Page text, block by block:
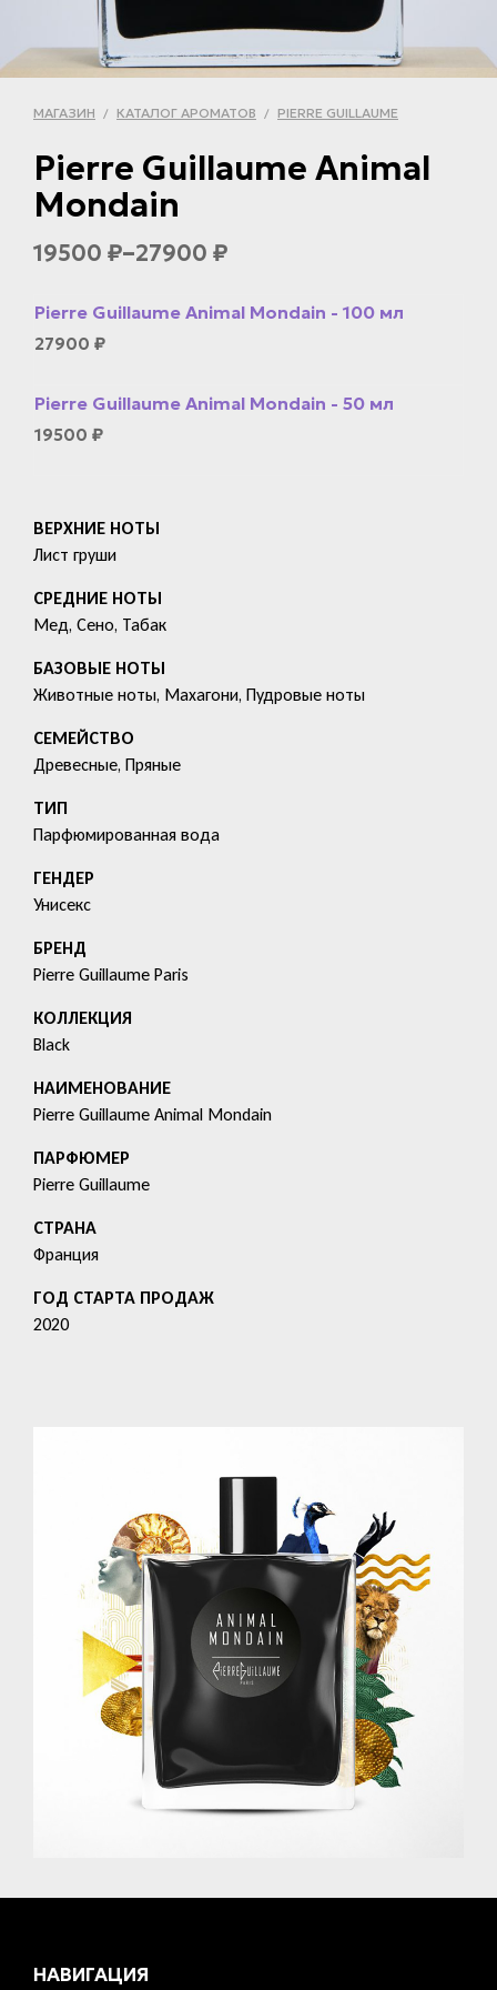
МАГАЗИН / КАТАЛОГ АРОМАТОВ / PIERRE GUILLAUME
Pierre Guillaume Animal
Mondain
19500 ₽–27900 ₽
Pierre Guillaume Animal Mondain - 100 мл
27900 ₽
Pierre Guillaume Animal Mondain - 50 мл
19500 ₽
ВЕРХНИЕ НОТЫ
Лист груши
СРЕДНИЕ НОТЫ
Мед, Сено, Табак
БАЗОВЫЕ НОТЫ
Животные ноты, Махагони, Пудровые ноты
СЕМЕЙСТВО
Древесные, Пряные
ТИП
Парфюмированная вода
ГЕНДЕР
Унисекс
БРЕНД
Pierre Guillaume Paris
КОЛЛЕКЦИЯ
Black
HАИМЕНОВАНИЕ
Pierre Guillaume Animal Mondain
ПАРФЮМЕР
Pierre Guillaume
СТРАНА
Франция
ГОД СТАРТА ПРОДАЖ
2020
НАВИГАЦИЯ